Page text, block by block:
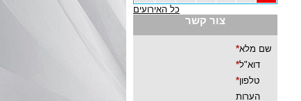
כל האירועים
צור קשר